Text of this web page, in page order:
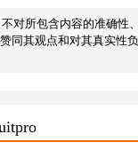
对所包含内容的准确性
其观点和对其真实性